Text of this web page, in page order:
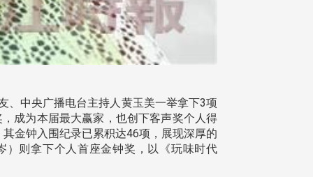
中央广播电台主持人黄玉美一举拿下3项
成为本届最大赢家，也创下客声奖个人得
金钟入围纪录已累积达46项，展现深厚的
则拿下个人首座金钟奖，以《玩味时代